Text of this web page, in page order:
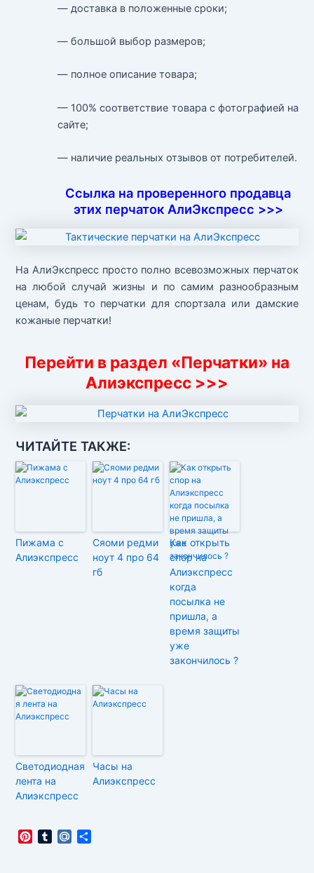
— доставка в положенные сроки;
— большой выбор размеров;
— полное описание товара;
— 100% соответствие товара с фотографией на
сайте;
— наличие реальных отзывов от потребителей.
Ссылка на проверенного продавца
этих перчаток АлиЭкспресс >>>
На АлиЭкспресс просто полно всевозможных перчаток
на любой случай жизны и по самим разнообразным
ценам, будь то перчатки для спортзала или дамские
кожаные перчатки!
Перейти в раздел «Перчатки» на
Алиэкспресс >>>
ЧИТАЙТЕ ТАКЖЕ:
Пижама с
Алиэкспресс
Сяоми редми
ноут 4 про 64
гб
Как открыть
спор на
Алиэкспресс
когда
посылка не
пришла, а
время защиты
уже
закончилось ?
Светодиодная
лента на
Алиэкспресс
Часы на
Алиэкспресс
T
M